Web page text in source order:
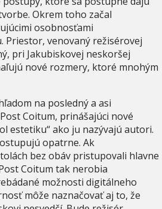
Okrem toho začal
osobnosťami
Priestor, venovaný režisérovej
pri Jakubiskovej neskoršej
nové rozmery, ktoré mnohým
na posledný a asi
Coitum, prinášajúci nové
estetiku“ ako ju nazývajú autori.
opatrne. Ak
bez obáv pristupovali hlavne
Coitum tak nerobia
možnosti digitálneho
môže naznačovať aj to, že